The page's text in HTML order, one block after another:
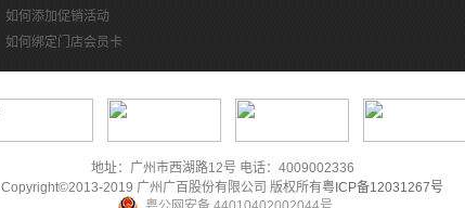
如何添加促销活动
如何绑定门店会员卡
地址：广州市西湖路12号 电话：4009002336
Copyright©2013-2019 广州广百股份有限公司 版权所有粤ICP备12031267号